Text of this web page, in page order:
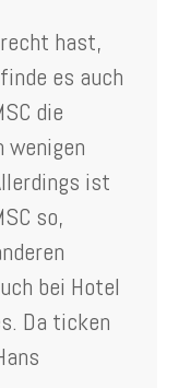
hast,
es auch
die
wenigen
ist
so,
bei Hotel
Da ticken